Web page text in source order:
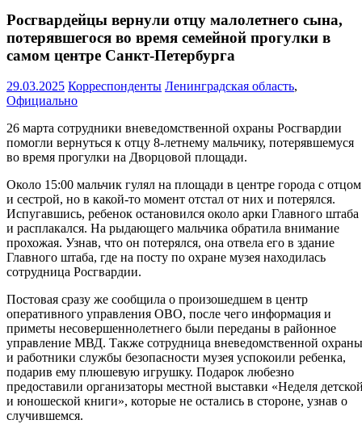
Росгвардейцы вернули отцу малолетнего сына,
потерявшегося во время семейной прогулки в
самом центре Санкт-Петербурга
29.03.2025 Корреспонденты Ленинградская область,
Официально
26 марта сотрудники вневедомственной охраны Росгвардии
помогли вернуться к отцу 8-летнему мальчику, потерявшемуся
во время прогулки на Дворцовой площади.
Около 15:00 мальчик гулял на площади в центре города с отцом
и сестрой, но в какой-то момент отстал от них и потерялся.
Испугавшись, ребенок остановился около арки Главного штаба
и расплакался. На рыдающего мальчика обратила внимание
прохожая. Узнав, что он потерялся, она отвела его в здание
Главного штаба, где на посту по охране музея находилась
сотрудница Росгвардии.
Постовая сразу же сообщила о произошедшем в центр
оперативного управления ОВО, после чего информация и
приметы несовершеннолетнего были переданы в районное
управление МВД. Также сотрудница вневедомственной охраны
и работники службы безопасности музея успокоили ребенка,
подарив ему плюшевую игрушку. Подарок любезно
предоставили организаторы местной выставки «Неделя
и юношеской книги», которые не остались в стороне, узнав о
случившемся.